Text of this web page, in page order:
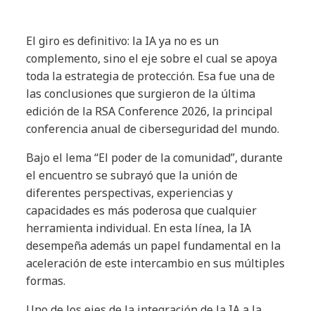
El giro es definitivo: la IA ya no es un
complemento, sino el eje sobre el cual se apoya
toda la estrategia de protección. Esa fue una de
las conclusiones que surgieron de la última
edición de la RSA Conference 2026, la principal
conferencia anual de ciberseguridad del mundo.
Bajo el lema “El poder de la comunidad”, durante
el encuentro se subrayó que la unión de
diferentes perspectivas, experiencias y
capacidades es más poderosa que cualquier
herramienta individual. En esta línea, la IA
desempeña además un papel fundamental en la
aceleración de este intercambio en sus múltiples
formas.